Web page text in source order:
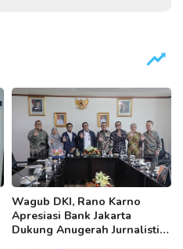
Wagub DKI, Rano Karno
Apresiasi Bank Jakarta
Dukung Anugerah Jurnalistik